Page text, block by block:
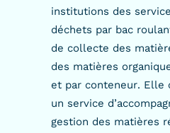
institutions des
déchets par bac
de collecte des
des matières
et par conteneur. Elle
un service
gestion des matières